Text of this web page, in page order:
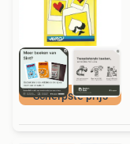
Scherpste prijs